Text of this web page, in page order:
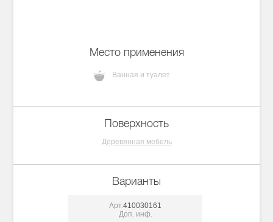
Место применения
Ванная и туалет
Поверхность
Деревянная мебель
Варианты
Арт.410030161
Доп. инф.